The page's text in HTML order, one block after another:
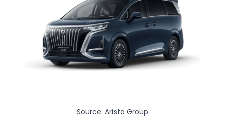
Source: Arista Group